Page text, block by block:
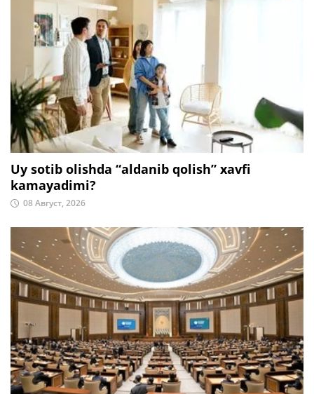
Uy sotib olishda “aldanib qolish” xavfi
kamayadimi?
08 Август, 2026